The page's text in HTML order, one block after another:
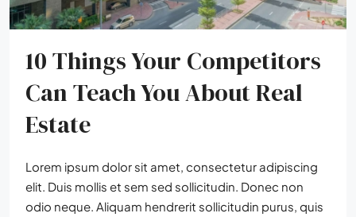
10 Things Your Competitors
Can Teach You About Real
Estate
Lorem ipsum dolor sit amet, consectetur adipiscing
elit. Duis mollis et sem sed sollicitudin. Donec non
odio neque. Aliquam hendrerit sollicitudin purus, quis